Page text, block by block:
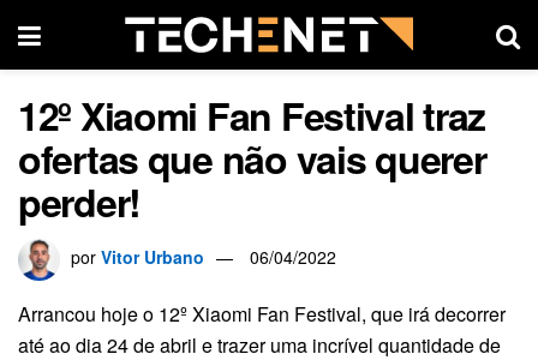
12º Xiaomi Fan Festival traz
ofertas que não vais querer
perder!
por Vitor Urbano 06/04/2022
Arrancou hoje o 12º Xiaomi Fan Festival, que irá decorrer
até ao dia 24 de abril e trazer uma incrível quantidade de